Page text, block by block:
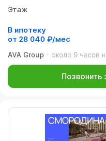
Этаж
В ипотеку
от 28 040 ₽/мес
AVA Group
около 9 часов
Позвонить